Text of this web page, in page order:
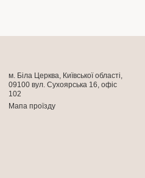
м. Біла Церква, Київської області,
09100 вул. Сухоярська 16, офіс
102
Мапа проїзду